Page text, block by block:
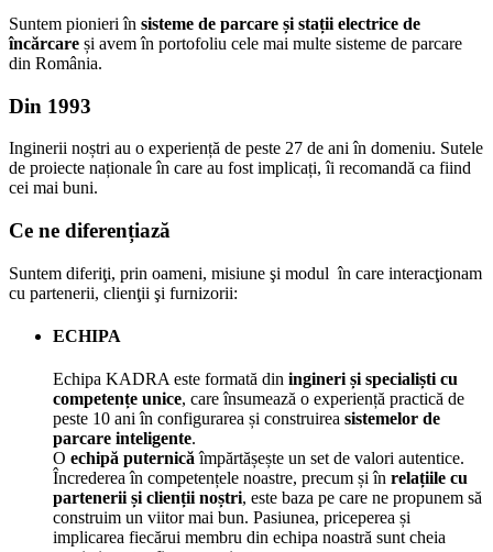
Suntem pionieri în sisteme de parcare și stații electrice de
încărcare și avem în portofoliu cele mai multe sisteme de parcare
din România.
Din 1993
Inginerii noștri au o experiență de peste 27 de ani în domeniu. Sutele
de proiecte naționale în care au fost implicați, îi recomandă ca fiind
cei mai buni.
Ce ne diferențiază
Suntem diferiţi, prin oameni, misiune şi modul în care interacţionam
cu partenerii, clienţii şi furnizorii:
ECHIPA
Echipa KADRA este formată din ingineri și specialiști cu
competențe unice, care însumează o experiență practică de
peste 10 ani în configurarea și construirea sistemelor de
parcare inteligente.
O echipă puternică împărtășește un set de valori autentice.
Încrederea în competențele noastre, precum și în relațiile cu
partenerii și clienții noștri, este baza pe care ne propunem să
construim un viitor mai bun. Pasiunea, priceperea și
implicarea fiecărui membru din echipa noastră sunt cheia